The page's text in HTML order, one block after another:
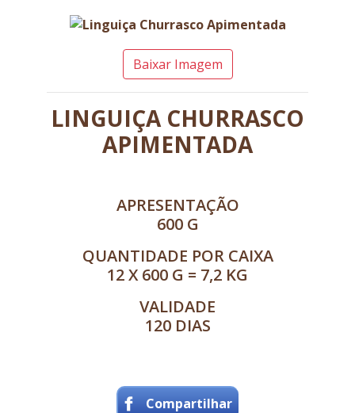
Baixar Imagem
LINGUIÇA CHURRASCO
APIMENTADA
APRESENTAÇÃO
600 G
QUANTIDADE POR CAIXA
12 X 600 G = 7,2 KG
VALIDADE
120 DIAS
Compartilhar